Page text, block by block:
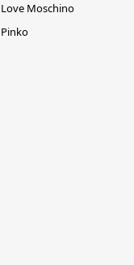
Love Moschino
Pinko